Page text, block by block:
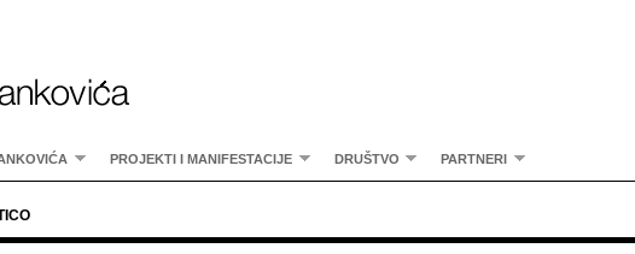
PROJEKTI I MANIFESTACIJE DRUŠTVO PARTNERI